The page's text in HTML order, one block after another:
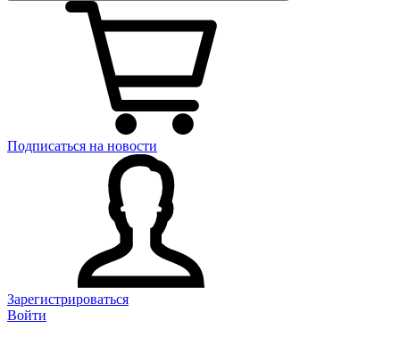
Подписаться на новости
Зарегистрироваться
Войти